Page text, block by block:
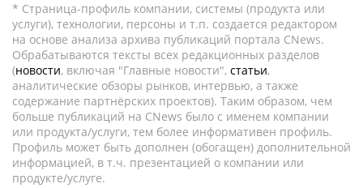
* Страница-профиль компании, системы (продукта или
услуги), технологии, персоны и т.п. создается редактором
на основе анализа архива публикаций портала CNews.
Обрабатываются тексты всех редакционных разделов
(новости, включая "Главные новости", статьи,
аналитические обзоры рынков, интервью, а также
содержание партнёрских проектов). Таким образом, чем
больше публикаций на CNews было с именем компании
или продукта/услуги, тем более информативен профиль.
Профиль может быть дополнен (обогащен) дополнительной
информацией, в т.ч. презентацией о компании или
продукте/услуге.